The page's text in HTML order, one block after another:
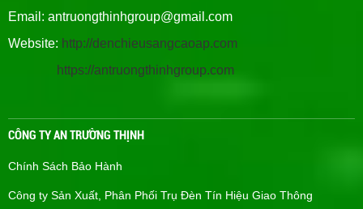
Email: antruongthinhgroup@gmail.com
Website: http://denchieusangcaoap.com
https://antruongthinhgroup.com
CÔNG TY AN TRƯỜNG THỊNH
Chính Sách Bảo Hành
Công ty Sản Xuất, Phân Phối Trụ Đèn Tín Hiệu Giao Thông